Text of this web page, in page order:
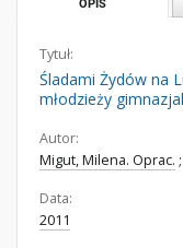
OPIS
Tytuł:
Śladami Żydów na
młodzieży
Autor:
Migut, Milena. Oprac. ;
Data:
2011